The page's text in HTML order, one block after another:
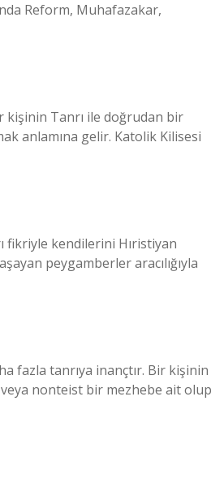
Reform, Muhafazakar,
kişinin Tanrı ile doğrudan bir
anlamına gelir. Katolik Kilisesi
fikriyle kendilerini Hıristiyan
peygamberler aracılığıyla
fazla tanrıya inançtır. Bir kişinin
nonteist bir mezhebe ait olup